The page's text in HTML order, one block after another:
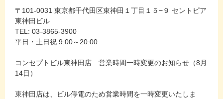
〒101-0031 東京都千代田区東神田１丁目１５−９ セントピア
東神田ビル
TEL: 03-3865-3900
平日・土日祝 9:00～20:00
コンセプトビル東神田店 営業時間一時変更のお知らせ（8月
14日）
東神田店は、ビル停電のため営業時間を一時変更いたしま